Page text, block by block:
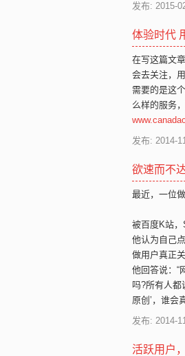
发布: 2015-
体验时代
在写这篇文
会去关注，
需要的是这
么样的服务
发布: 2014-
欲速而不
最近，一位
被百度K站
他认为自己
做用户真正
他回答说：“
吗?所有人都
原创’，谁会
发布: 2014-
活跃用户